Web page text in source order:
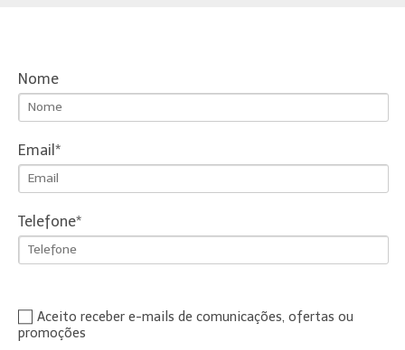
Nome
Email
Telefone
Aceito receber e-mails de comunicações, ofertas ou
promoções